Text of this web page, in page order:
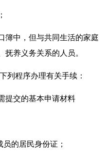
中，但与共同生活的家庭
抚养义务关系的人员。
程序办理有关手续：
交的基本申请材料
的居民身份证；